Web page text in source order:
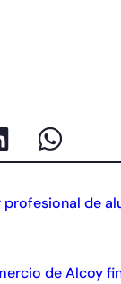
de
de Alcoy